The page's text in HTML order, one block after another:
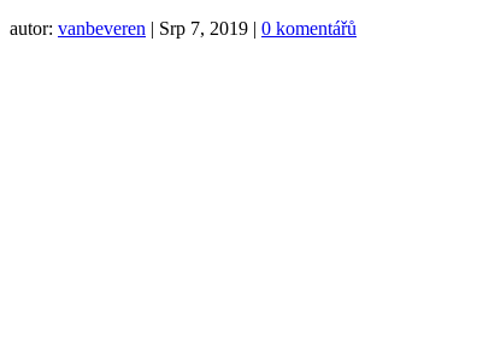
autor: vanbeveren | Srp 7, 2019 | 0 komentářů